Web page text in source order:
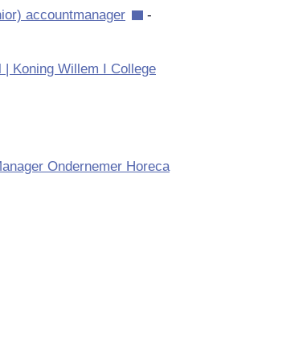
accountmanager
-
Koning Willem I College
Ondernemer Horeca